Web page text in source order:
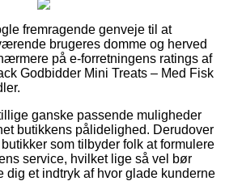
fremragende genveje til at
brugeres domme og herved
på e-forretningens ratings af
Godbidder Mini Treats – Med Fisk
ganske passende muligheder
butikkens pålidelighed. Derudover
som tilbyder folk at formulere
service, hvilket lige så vel bør
dig et indtryk af hvor glade kunderne